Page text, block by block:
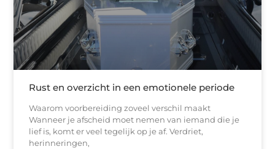
Rust en overzicht in een emotionele periode
Waarom voorbereiding zoveel verschil maakt
Wanneer je afscheid moet nemen van iemand die je
lief is, komt er veel tegelijk op je af. Verdriet,
herinneringen,